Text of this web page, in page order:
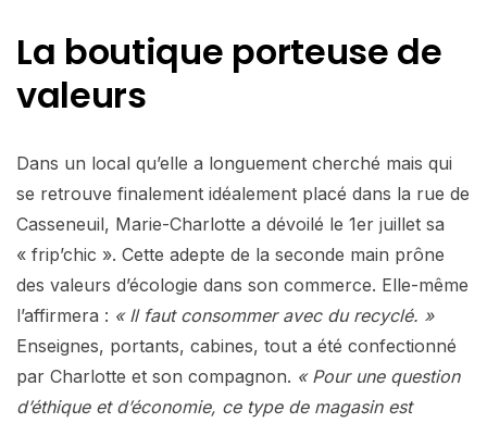
La boutique porteuse de
valeurs
Dans un local qu’elle a longuement cherché mais qui
se retrouve finalement idéalement placé dans la rue de
Casseneuil, Marie-Charlotte a dévoilé le 1er juillet sa
« frip’chic ». Cette adepte de la seconde main prône
des valeurs d’écologie dans son commerce. Elle-même
l’affirmera : « Il faut consommer avec du recyclé. »
Enseignes, portants, cabines, tout a été confectionné
par Charlotte et son compagnon. « Pour une question
d’éthique et d’économie, ce type de magasin est